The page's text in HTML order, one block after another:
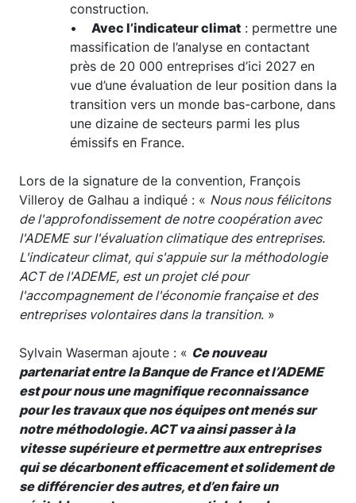
construction.
•
Avec l’indicateur climat : permettre une
massification de l’analyse en contactant
près de 20 000 entreprises d’ici 2027 en
vue d’une évaluation de leur position dans la
transition vers un monde bas-carbone, dans
une dizaine de secteurs parmi les plus
émissifs en France.
Lors de la signature de la convention, François
Villeroy de Galhau a indiqué : « Nous nous félicitons
de l'approfondissement de notre coopération avec
l'ADEME sur l'évaluation climatique des entreprises.
L'indicateur climat, qui s'appuie sur la méthodologie
ACT de l'ADEME, est un projet clé pour
l'accompagnement de l'économie française et des
entreprises volontaires dans la transition. »
Sylvain Waserman ajoute : « Ce nouveau
partenariat entre la Banque de France et l’ADEME
est pour nous une magnifique reconnaissance
pour les travaux que nos équipes ont menés sur
notre méthodologie. ACT va ainsi passer à la
vitesse supérieure et permettre aux entreprises
qui se décarbonent efficacement et solidement de
se différencier des autres, et d’en faire un